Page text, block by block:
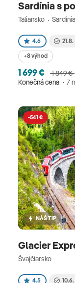
Sardínia s
Taliansko Sardínia
4.6
+8 výhod
1 699 €
1 849 €
Konečná cena
7
-541 €
NÁŠ TIP
Glacier
Švajčiarsko
4.5